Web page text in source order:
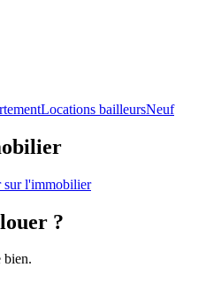
Locations bailleursNeuf
sur l'immobilier
?
bien.